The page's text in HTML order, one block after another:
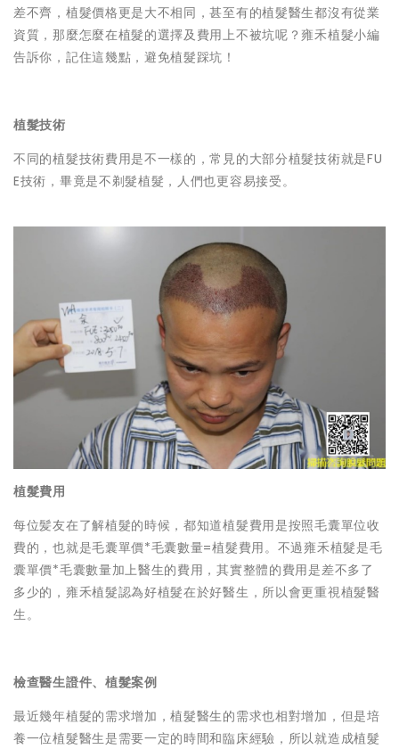
差不齊，植髮價格更是大不相同，甚至有的植髮醫生都沒有從業
資質，那麼怎麼在植髮的選擇及費用上不被坑呢？雍禾植髮小編
告訴你，記住這幾點，避免植髮踩坑！
植髮技術
不同的植髮技術費用是不一樣的，常見的大部分植髮技術就是FU
E技術，畢竟是不剃髮植髮，人們也更容易接受。
植髮費用
每位髪友在了解植髮的時候，都知道植髮費用是按照毛囊單位收
費的，也就是毛囊單價*毛囊數量=植髮費用。不過雍禾植髮是毛
囊單價*毛囊數量加上醫生的費用，其實整體的費用是差不多了
多少的，雍禾植髮認為好植髮在於好醫生，所以會更重視植髮醫
生。
檢查醫生證件、植髮案例
最近幾年植髮的需求增加，植髮醫生的需求也相對增加，但是培
養一位植髮醫生是需要一定的時間和臨床經驗，所以就造成植髮